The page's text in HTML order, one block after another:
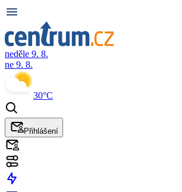
neděle 9. 8.
ne 9. 8.
30°C
Přihlášení